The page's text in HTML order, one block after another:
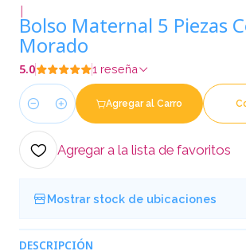
|
Bolso Maternal 5 Piezas
Morado
5.0 1 reseña
Cantidad
Agregar al Carro
Agregar a la lista de favoritos
Mostrar stock de ubicaciones
DESCRIPCIÓN